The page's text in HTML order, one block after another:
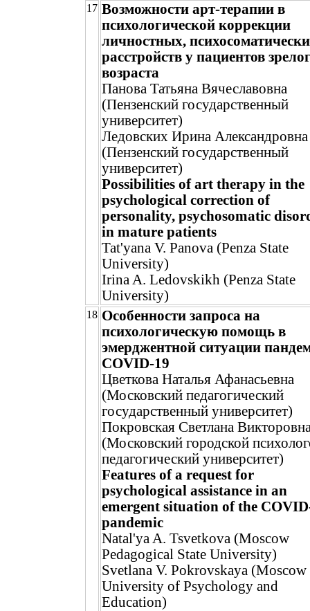
17 Возможности арт-терапии в
психологической коррекции
личностных,
расстройств у пациентов
возраста
Панова Татьяна Вячеславовна
(Пензенский государственный
университет)
Ледовских Ирина Александровна
(Пензенский государственный
университет)
Possibilities of art therapy in the
psychological correction of
personality, psychosomatic
in mature patients
Tat'yana V. Panova (Penza State
University)
Irina A. Ledovskikh (Penza State
University)
18 Особенности запроса на
психологическую помощь в
эмерджентной ситуации
COVID-19
Цветкова Наталья Афанасьевна
(Московский педагогический
государственный университет)
Покровская Светлана
(Московский городской
педагогический университет)
Features of a request for
psychological assistance in an
emergent situation of the
pandemic
Natal'ya A. Tsvetkova (Moscow
Pedagogical State University)
Svetlana V. Pokrovskaya
University of Psychology and
Education)